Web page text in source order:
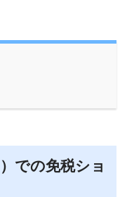
での免税ショ